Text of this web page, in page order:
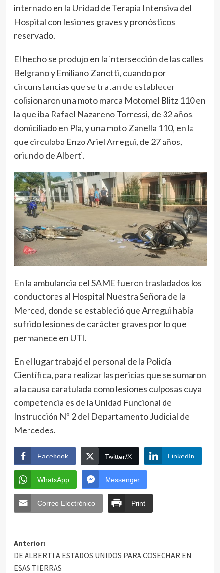
internado en la Unidad de Terapia Intensiva del
Hospital con lesiones graves y pronósticos
reservado.
El hecho se produjo en la intersección de las calles
Belgrano y Emiliano Zanotti, cuando por
circunstancias que se tratan de establecer
colisionaron una moto marca Motomel Blitz 110 en
la que iba Rafael Nazareno Torressi, de 32 años,
domiciliado en Pla, y una moto Zanella 110, en la
que circulaba Enzo Ariel Arregui, de 27 años,
oriundo de Alberti.
En la ambulancia del SAME fueron trasladados los
conductores al Hospital Nuestra Señora de la
Merced, donde se estableció que Arregui había
sufrido lesiones de carácter graves por lo que
permanece en UTI.
En el lugar trabajó el personal de la Policía
Científica, para realizar las pericias que se sumaron
a la causa caratulada como lesiones culposas cuya
competencia es de la Unidad Funcional de
Instrucción Nº 2 del Departamento Judicial de
Mercedes.
Facebook Twitter/X LinkedIn
WhatsApp Messenger
Correo Electrónico Print
Anterior:
DE ALBERTI A ESTADOS UNIDOS PARA COSECHAR EN
ESAS TIERRAS